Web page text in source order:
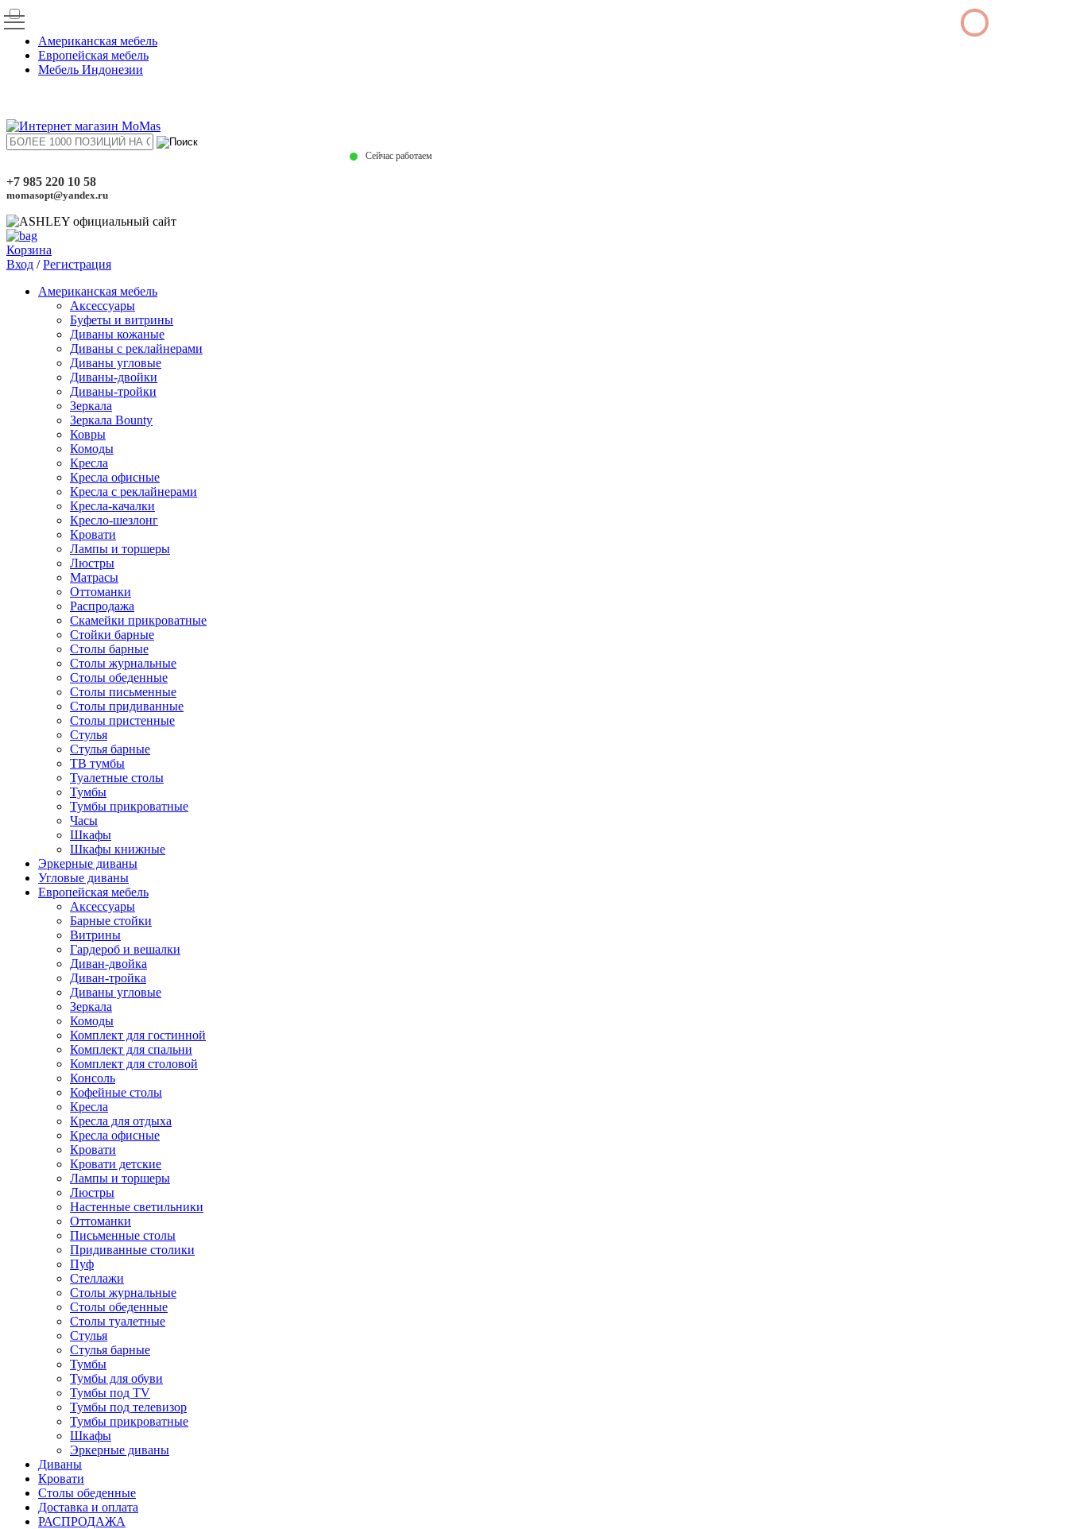
Американская мебель
Европейская мебель
Мебель Индонезии
Сейчас работаем
+7 985 220 10 58
momasopt@yandex.ru
Корзина
Вход /Регистрация
Американская мебель
Аксессуары
Буфеты и витрины
Диваны кожаные
Диваны с реклайнерами
Диваны угловые
Диваны-двойки
Диваны-тройки
Зеркала
Зеркала Bounty
Ковры
Комоды
Кресла
Кресла офисные
Кресла с реклайнерами
Кресла-качалки
Кресло-шезлонг
Кровати
Лампы и торшеры
Люстры
Матрасы
Оттоманки
Распродажа
Скамейки прикроватные
Стойки барные
Столы барные
Столы журнальные
Столы обеденные
Столы письменные
Столы придиванные
Столы пристенные
Стулья
Стулья барные
ТВ тумбы
Туалетные столы
Тумбы
Тумбы прикроватные
Часы
Шкафы
Шкафы книжные
Эркерные диваны
Угловые диваны
Европейская мебель
Аксессуары
Барные стойки
Витрины
Гардероб и вешалки
Диван-двойка
Диван-тройка
Диваны угловые
Зеркала
Комоды
Комплект для гостинной
Комплект для спальни
Комплект для столовой
Консоль
Кофейные столы
Кресла
Кресла для отдыха
Кресла офисные
Кровати
Кровати детские
Лампы и торшеры
Люстры
Настенные светильники
Оттоманки
Письменные столы
Придиванные столики
Пуф
Стеллажи
Столы журнальные
Столы обеденные
Столы туалетные
Стулья
Стулья барные
Тумбы
Тумбы для обуви
Тумбы под TV
Тумбы под телевизор
Тумбы прикроватные
Шкафы
Эркерные диваны
Диваны
Кровати
Столы обеденные
Доставка и оплата
РАСПРОДАЖА